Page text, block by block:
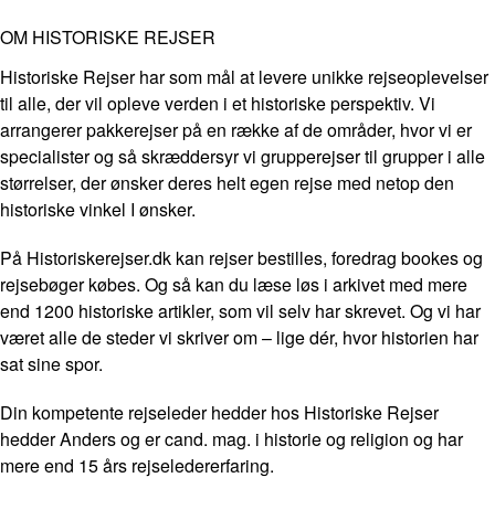
OM HISTORISKE REJSER
Historiske Rejser har som mål at levere unikke rejseoplevelser
til alle, der vil opleve verden i et historiske perspektiv. Vi
arrangerer pakkerejser på en række af de områder, hvor vi er
specialister og så skræddersyr vi grupperejser til grupper i alle
størrelser, der ønsker deres helt egen rejse med netop den
historiske vinkel I ønsker.
På Historiskerejser.dk kan rejser bestilles, foredrag bookes og
rejsebøger købes. Og så kan du læse løs i arkivet med mere
end 1200 historiske artikler, som vil selv har skrevet. Og vi har
været alle de steder vi skriver om – lige dér, hvor historien har
sat sine spor.
Din kompetente rejseleder hedder hos Historiske Rejser
hedder Anders og er cand. mag. i historie og religion og har
mere end 15 års rejseledererfaring.